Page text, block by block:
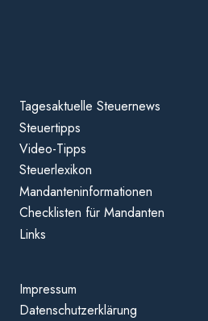
Tagesaktuelle Steuernews
Steuertipps
Video-Tipps
Steuerlexikon
Mandanteninformationen
Checklisten für Mandanten
Links
Impressum
Datenschutzerklärung